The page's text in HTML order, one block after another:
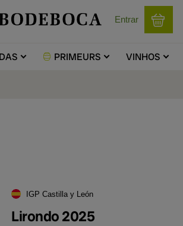
Entrar
PRIMEURS VINHOS
IGP Castilla y León
Lirondo 2025